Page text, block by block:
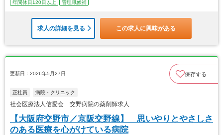
年間休日120日以上 管理職候補
求人の詳細を見る この求人に興味がある
更新日：2026年5月27日 保存する
正社員 病院・クリニック
社会医療法人信愛会 交野病院の薬剤師求人
【大阪府交野市／京阪交野線】 思いやりとやさしさ
のある医療を心がけている病院